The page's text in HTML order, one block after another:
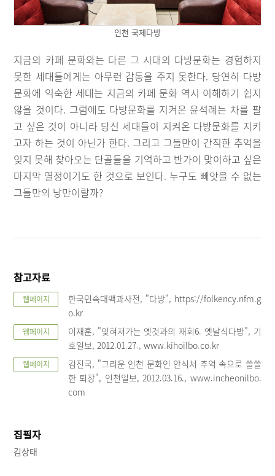
인천 국제다방
지금의 카페 문화와는 다른 그 시대의 다방문화는 경험하지
못한 세대들에게는 아무런 감동을 주지 못한다. 당연히 다방
문화에 익숙한 세대는 지금의 카페 문화 역시 이해하기 쉽지
않을 것이다. 그럼에도 다방문화를 지켜온 윤석례는 차를 팔
고 싶은 것이 아니라 당신 세대들이 지켜온 다방문화를 지키
고자 하는 것이 아닌가 한다. 그리고 그들만이 간직한 추억을
잊지 못해 찾아오는 단골들을 기억하고 반가이 맞이하고 싶은
마지막 열정이기도 한 것으로 보인다. 누구도 빼앗을 수 없는
그들만의 낭만이랄까?
참고자료
웹페이지
한국민속대백과사전, "다방", https://folkency.nfm.g
o.kr
웹페이지
이재훈, "잊혀져가는 옛것과의 재회6. 옛날식다방", 기
호일보, 2012.01.27., www.kihoilbo.co.kr
웹페이지
김진국, "그리운 인천 문화인 안식처 추억 속으로 쓸쓸
한 퇴장", 인천일보, 2012.03.16., www.incheonilbo.
com
집필자
김상태